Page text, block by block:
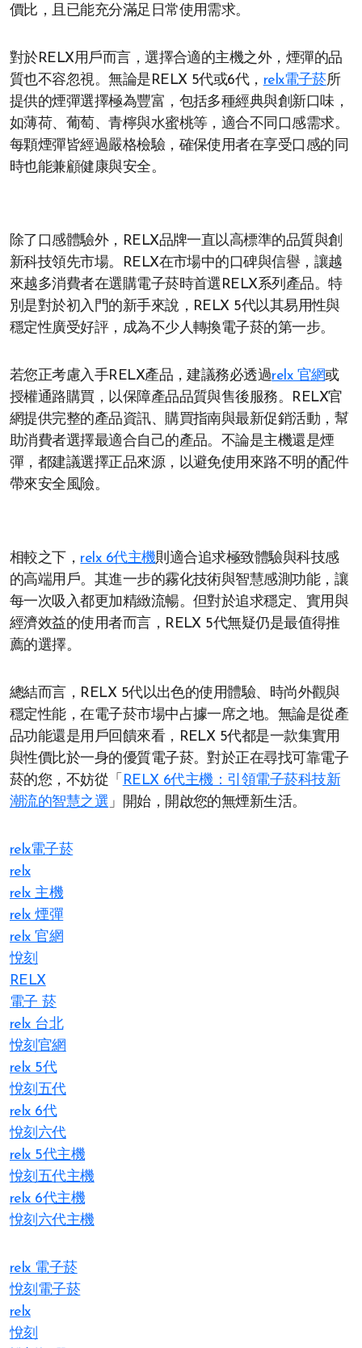
價比，且已能充分滿足日常使用需求。
對於RELX用戶而言，選擇合適的主機之外，煙彈的品
質也不容忽視。無論是RELX 5代或6代， relx電子菸所
提供的煙彈選擇極為豐富，包括多種經典與創新口味，
如薄荷、葡萄、青檸與水蜜桃等，適合不同口感需求。
每顆煙彈皆經過嚴格檢驗，確保使用者在享受口感的同
時也能兼顧健康與安全。
除了口感體驗外，RELX品牌一直以高標準的品質與創
新科技領先市場。RELX在市場中的口碑與信譽，讓越
來越多消費者在選購電子菸時首選RELX系列產品。特
別是對於初入門的新手來說，RELX 5代以其易用性與
穩定性廣受好評，成為不少人轉換電子菸的第一步。
若您正考慮入手RELX產品，建議務必透過relx 官網或
授權通路購買，以保障產品品質與售後服務。RELX官
網提供完整的產品資訊、購買指南與最新促銷活動，幫
助消費者選擇最適合自己的產品。不論是主機還是煙
彈，都建議選擇正品來源，以避免使用來路不明的配件
帶來安全風險。
相較之下， relx 6代主機則適合追求極致體驗與科技感
的高端用戶。其進一步的霧化技術與智慧感測功能，讓
每一次吸入都更加精緻流暢。但對於追求穩定、實用與
經濟效益的使用者而言，RELX 5代無疑仍是最值得推
薦的選擇。
總結而言，RELX 5代以出色的使用體驗、時尚外觀與
穩定性能，在電子菸市場中占據一席之地。無論是從產
品功能還是用戶回饋來看，RELX 5代都是一款集實用
與性價比於一身的優質電子菸。對於正在尋找可靠電子
菸的您，不妨從「 RELX 6代主機：引領電子菸科技新
潮流的智慧之選 」開始，開啟您的無煙新生活。
relx電子菸
relx
relx 主機
relx 煙彈
relx 官網
悅刻
RELX
電子 菸
relx 台北
悅刻官網
relx 5代
悅刻五代
relx 6代
悅刻六代
relx 5代主機
悅刻五代主機
relx 6代主機
悅刻六代主機
relx 電子菸
悅刻電子菸
relx
悅刻